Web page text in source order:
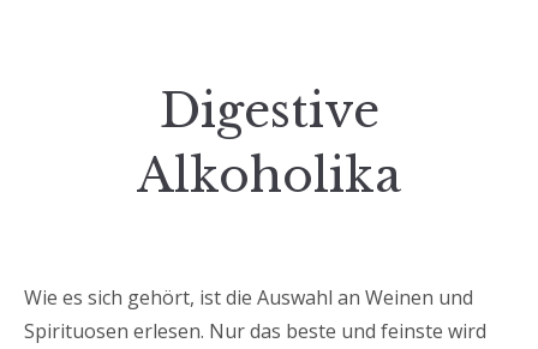
Digestive
Alkoholika
Wie es sich gehört, ist die Auswahl an Weinen und
Spirituosen erlesen. Nur das beste und feinste wird